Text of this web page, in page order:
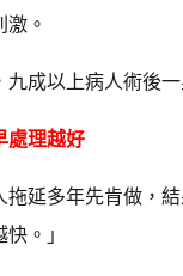
。
以上病人術後一
處理越好
多年先肯做，結
。」